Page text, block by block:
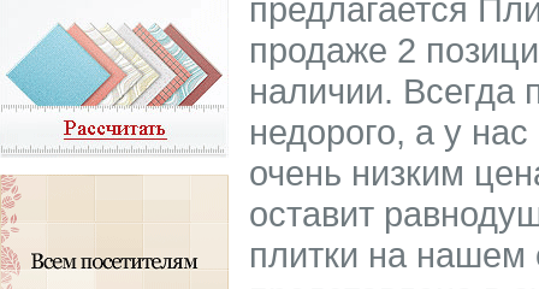
предлагается
продаже 2
наличии. Всегда
недорого, а у
очень низким
оставит
плитки на нашем